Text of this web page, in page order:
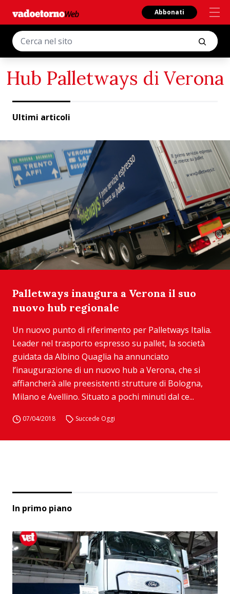
Abbonati
Hub Palletways di Verona
Ultimi articoli
Palletways inaugura a Verona il suo
nuovo hub regionale
Un nuovo punto di riferimento per Palletways Italia.
Leader nel trasporto espresso su pallet, la società
guidata da Albino Quaglia ha annunciato
l’inaugurazione di un nuovo hub a Verona, che si
affiancherà alle preesistenti strutture di Bologna,
Milano e Avellino. Situato a pochi minuti dal ce...
07/04/2018 Succede Oggi
In primo piano